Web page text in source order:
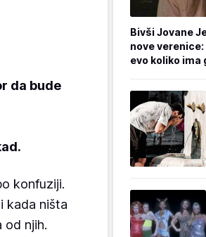
da bude
konfuziji.
kada ništa
od njih.
Bivši Jovane
nove
evo koliko ima